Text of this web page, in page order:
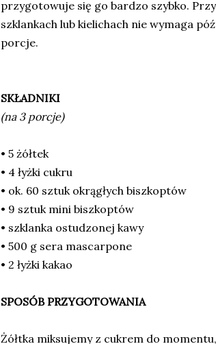
przygotowuje się go bardzo szybko.
szklankach lub kielichach nie wymaga
porcje.
SKŁADNIKI
(na 3 porcje)
• 5 żółtek
• 4 łyżki cukru
• ok. 60 sztuk okrągłych biszkoptów
• 9 sztuk mini biszkoptów
• szklanka ostudzonej kawy
• 500 g sera mascarpone
• 2 łyżki kakao
SPOSÓB PRZYGOTOWANIA
Żółtka miksujemy z cukrem do